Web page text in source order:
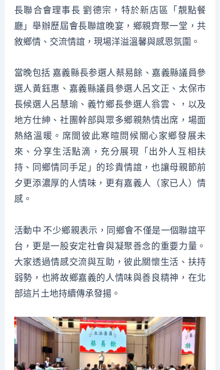
長聯合會理事長 劉德宗，特於新店區「靚點餐
廳」舉辦歷屆會長聯誼晚宴，鄉親齊聚一堂，共
敘鄉情、交流情誼，現場洋溢溫馨與感恩氛圍。
當晚包括 嘉義縣長参選人蔡易餘、嘉義縣議員參
選人黃鈺惠、嘉義縣議員參選人呂文正、太保市
長候選人呂慧瑜、義竹鄉長參選人翁雲、，以及
地方仕紳、社團幹部與眾多鄉親熱情出席，場面
熱絡溫暖。席間彼此寒暄問候關心家鄉發展未
來、分享生活點滴，充分展現「出外人互相扶
持、同鄉情同手足」的珍貴情誼，也讓母親節前
夕更添濃厚的人情味，更有嘉義人（家已人）情
感。
活動中 不少鄉親表示，同鄉會不僅是一個聯誼平
台，更是一股安定社會與凝聚善念的重要力量。
大家透過情感交流與互助，彼此關懷生活、扶持
弱勢，也將故鄉嘉義的人情味與善良精神，在北
部這片土地持續傳承發揚。